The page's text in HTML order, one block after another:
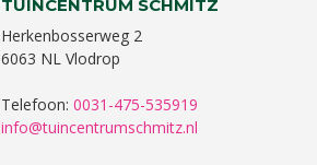
TUINCENTRUM SCHMITZ
Herkenbosserweg 2
6063 NL Vlodrop
Telefoon: 0031-475-535919
info@tuincentrumschmitz.nl